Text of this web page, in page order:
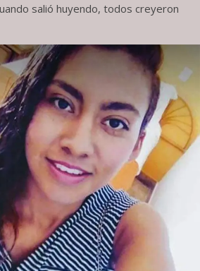
salió huyendo, todos creyeron